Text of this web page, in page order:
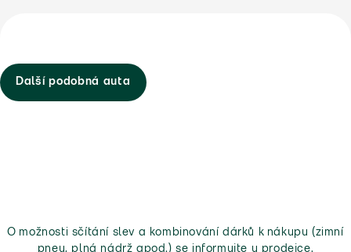
Další podobná auta
O možnosti sčítání slev a kombinování dárků k nákupu (zimní
pneu, plná nádrž apod.) se informujte u prodejce.